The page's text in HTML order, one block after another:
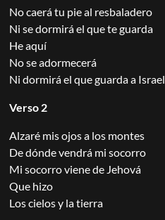
No caerá tu pie al resbaladero
Ni se dormirá el que te guarda
He aquí
No se adormecerá
Ni dormirá el que guarda a Israel
Verso 2
Alzaré mis ojos a los montes
De dónde vendrá mi socorro
Mi socorro viene de Jehová
Que hizo
Los cielos y la tierra